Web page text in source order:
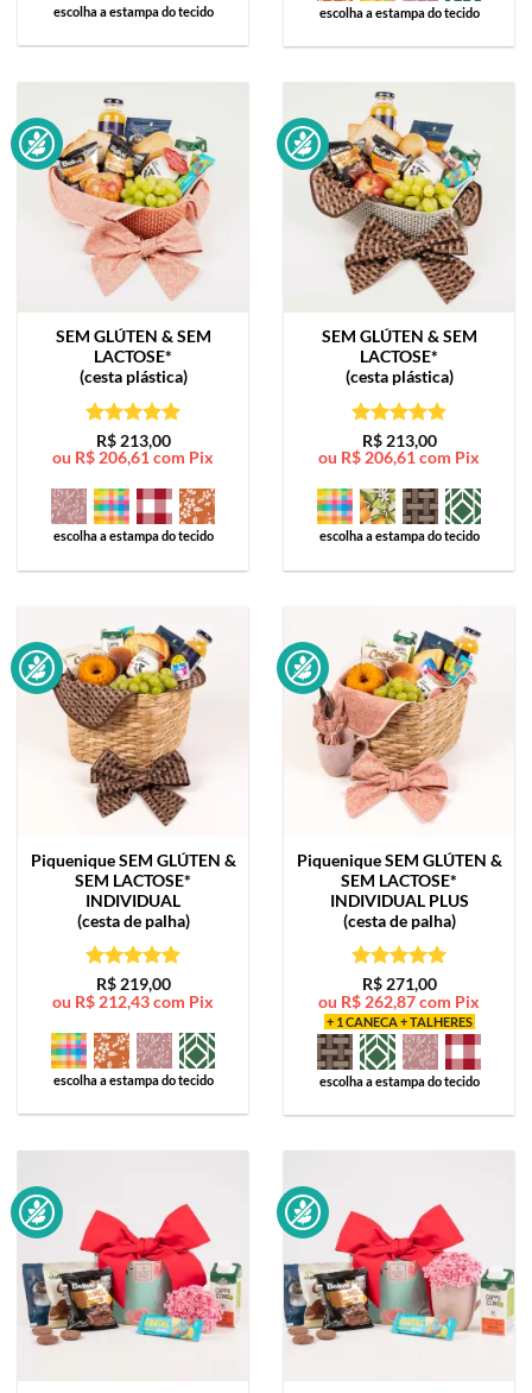
escolha a estampa do tecido escolha a estampa do tecido
SEM GLÚTEN & SEM
LACTOSE*
(cesta plástica)
Avaliação5
de 5
R$213,00
ou R$ 206,61 com Pix
escolha a estampa do tecido
SEM GLÚTEN & SEM
LACTOSE*
(cesta plástica)
Avaliação5
de 5
R$213,00
ou R$ 206,61 com Pix
escolha a estampa do tecido
Piquenique SEM GLÚTEN &
SEM LACTOSE*
INDIVIDUAL
(cesta de palha)
Avaliação5
de 5
R$219,00
ou R$ 212,43com Pix
escolha a estampa do tecido
Piquenique SEM GLÚTEN &
SEM LACTOSE*
INDIVIDUAL PLUS
(cesta de palha)
Avaliação5
de 5
R$271,00
ou R$ 262,87com Pix
+ 1 CANECA + TALHERES
escolha a estampa do tecido